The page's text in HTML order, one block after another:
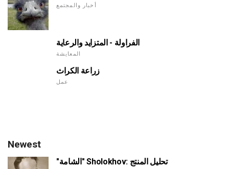
أخبار والمجتمع
الفراولة - المتزايد والرعاية
المعايشة
زراعة الكراث
عمل
Newest
"الشامة" Sholokhov: تحليل المنتج